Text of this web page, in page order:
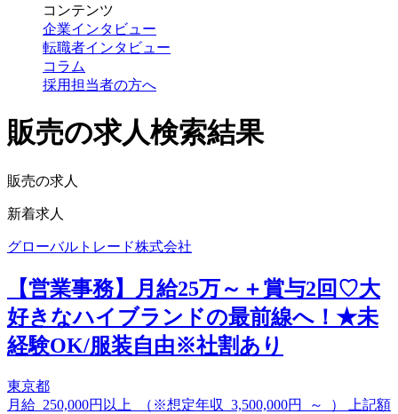
コンテンツ
企業インタビュー
転職者インタビュー
コラム
採用担当者の方へ
販売の求人検索結果
販売の求人
新着求人
グローバルトレード株式会社
【営業事務】月給25万～＋賞与2回♡大
好きなハイブランドの最前線へ！★未
経験OK/服装自由※社割あり
東京都
月給 250,000円以上 （※想定年収 3,500,000円 ～ ） 上記額